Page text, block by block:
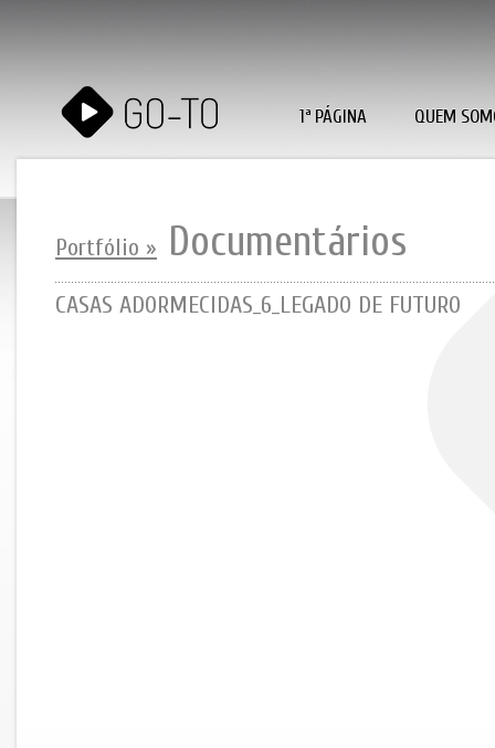
1ª PÁGINA QUEM
Portfólio » Documentários
CASAS ADORMECIDAS_6_LEGADO DE FUTURO